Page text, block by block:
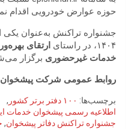
حوزه عوارض خودرویی اقدام
جشنواره تراکنش به‌عنوان
۱۴۰۴، در راستای
ارتقای
خدمات غیرحضوری برگزار
روابط عمومی شرکت پیشخوان
برچسب‌ها: ۱۰۰ دفتر برتر کشور
,
اطلاعیه رسمی پیشخوان خدمات
جشنواره تراکنش دفاتر پیشخوان,